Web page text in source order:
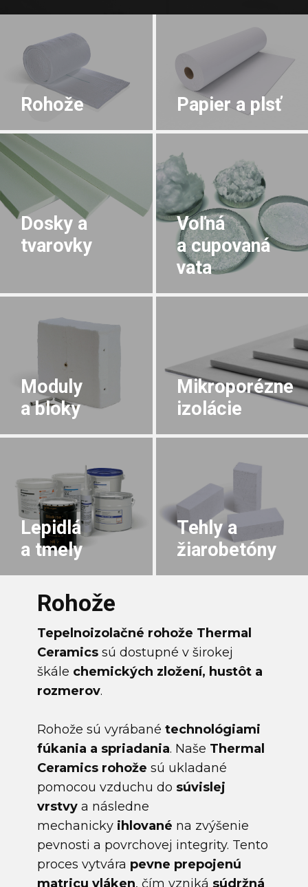
Rohože Papier a plsť
Dosky a
tvarovky
Voľná
a cupovaná
vata
Moduly
a bloky
Mikroporézne
izolácie
Lepidlá
a tmely
Tehly a
žiarobetóny
Rohože
Tepelnoizolačné rohože Thermal
Ceramics sú dostupné v širokej
škále chemických zložení, hustôt a
rozmerov.
Rohože sú vyrábané technológiami
fúkania a spriadania. Naše Thermal
Ceramics rohože sú ukladané
pomocou vzduchu do súvislej
vrstvy a následne
mechanicky ihlované na zvýšenie
pevnosti a povrchovej integrity. Tento
proces vytvára pevne prepojenú
matricu vláken, čím vzniká súdržná